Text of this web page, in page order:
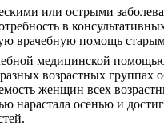
или острыми
в
врачебную помощь
медицинской
возрастных группах
женщин всех
нарастала осенью и